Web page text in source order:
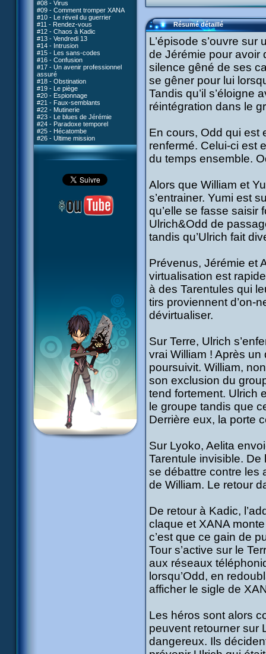
#08 - Virus
#09 - Comment tromper XANA
#10 - Le réveil du guerrier
#11 - Rendez-vous
#12 - Chaos à Kadic
#13 - Vendredi 13
#14 - Intrusion
#15 - Les sans-codes
#16 - Confusion
#17 - Un avenir professionnel
assuré
#18 - Obstination
#19 - Le piège
#20 - Espionnage
#21 - Faux-semblants
#22 - Mutinerie
#23 - Le blues de Jérémie
#24 - Paradoxe temporel
#25 - Hécatombe
#26 - Ultime mission
Résumé détaillé
L’épisode s’ouvre
de Jérémie pour avoir
silence gêné de ses
se gêner pour lui
Tandis qu’il s’éloigne
réintégration dans le
En cours, Odd qui est
renfermé. Celui-ci est
du temps ensemble.
Alors que William et
s’entrainer. Yumi est
qu’elle se fasse saisir
Ulrich&Odd de
tandis qu’Ulrich fait
Prévenus, Jérémie et
virtualisation est
à des Tarentules qui
tirs proviennent d’on-
dévirtualiser.
Sur Terre, Ulrich
vrai William ! Après un
poursuivit. William,
son exclusion du
tend fortement. Ulrich
le groupe tandis que
Derrière eux, la porte
Sur Lyoko, Aelita
Tarentule invisible. De
se débattre contre les
de William. Le retour
De retour à Kadic,
claque et XANA
c’est que ce gain de
Tour s’active sur le
aux réseaux
lorsqu’Odd, en
afficher le sigle de
Les héros sont alors
peuvent retourner sur
dangereux. Ils